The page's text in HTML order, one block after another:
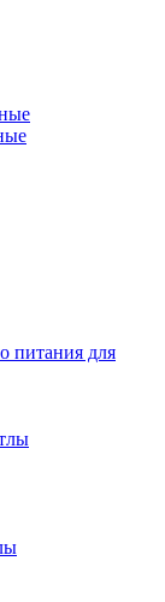
питания для